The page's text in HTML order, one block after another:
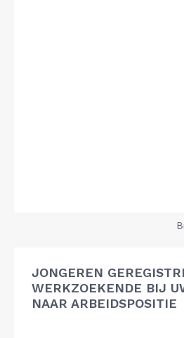
JONGEREN
WERKZOEKENDE BIJ
NAAR ARBEIDSPOSITIE